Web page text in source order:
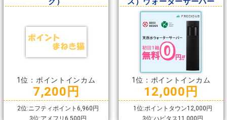
1位：ポイントインカム
7,200円
2位:ニフティポイント6,960円
3位:アメフリ6,500円
1位：ポイントインカム
12,000円
1位:ポイントタウン12,000円
3位:ハピタス11,000円